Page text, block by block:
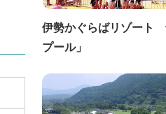
伊勢かぐらばリゾート
プール」